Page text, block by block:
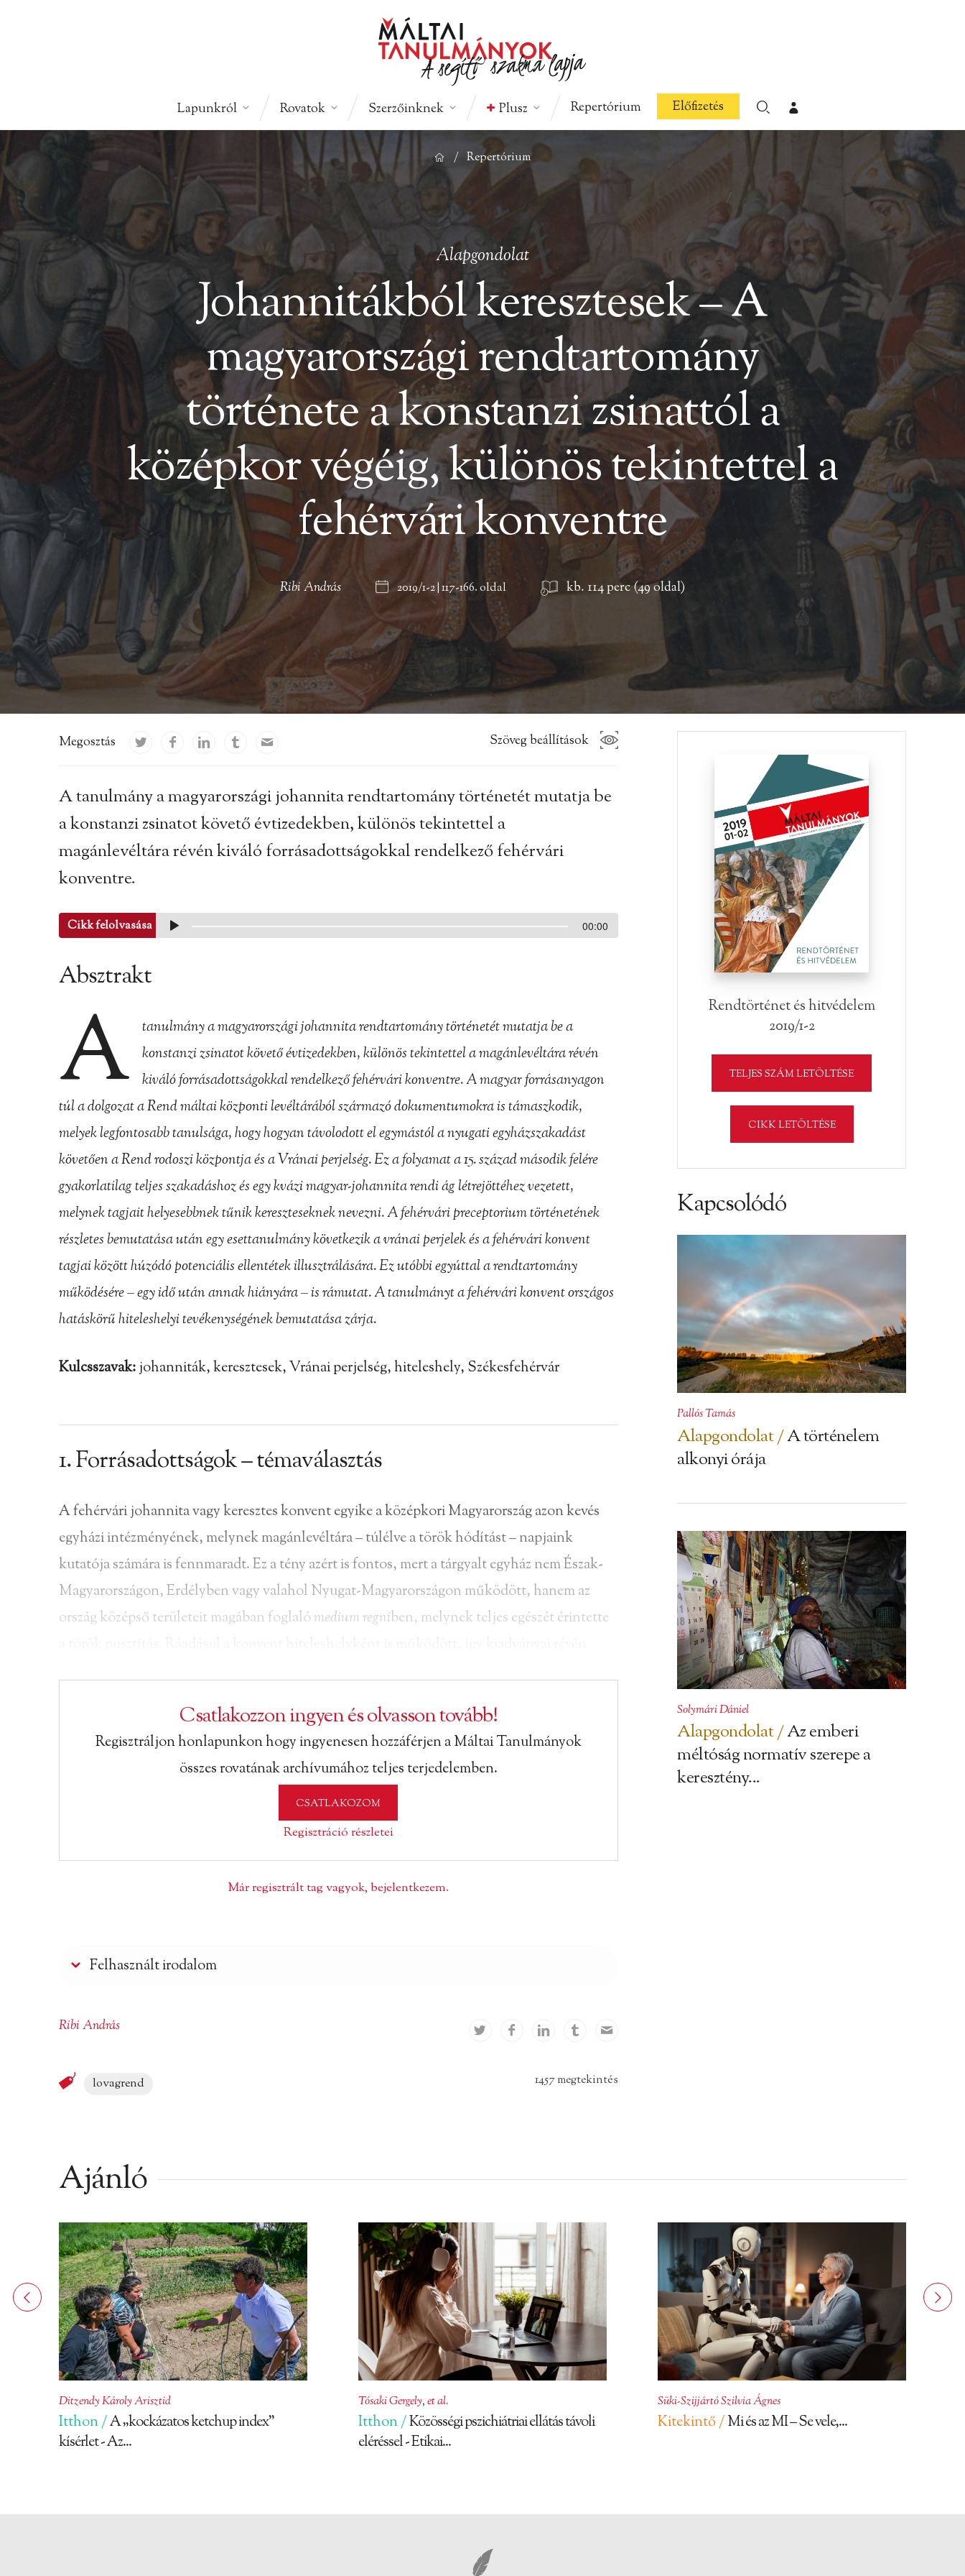
Lapunkról Rovatok Szerzőinknek Plusz Repertórium Előfizetés
András
/ Repertórium
Alapgondolat
Johannitákból keresztesek – A
magyarországi rendtartomány
története a konstanzi zsinattól a
középkor végéig, különös tekintettel a
fehérvári konventre
Ribi András 2019/1-2 | 117-166. oldal kb. 114 perc (49 oldal)
Megosztás Szöveg beállítások
A tanulmány a magyarországi johannita rendtartomány történetét mutatja be
a konstanzi zsinatot követő évtizedekben, különös tekintettel a
magánlevéltára révén kiváló forrásadottságokkal rendelkező fehérvári
konventre.
Cikk felolvasása 00:00
Absztrakt
A
tanulmány a magyarországi johannita rendtartomány történetét mutatja be a
konstanzi zsinatot követő évtizedekben, különös tekintettel a magánlevéltára révén
kiváló forrásadottságokkal rendelkező fehérvári konventre. A magyar forrásanyagon
túl a dolgozat a Rend máltai központi levéltárából származó dokumentumokra is támaszkodik,
melyek legfontosabb tanulsága, hogy hogyan távolodott el egymástól a nyugati egyházszakadást
követően a Rend rodoszi központja és a Vránai perjelség. Ez a folyamat a 15. század második felére
gyakorlatilag teljes szakadáshoz és egy kvázi magyar-johannita rendi ág létrejöttéhez vezetett,
melynek tagjait helyesebbnek tűnik kereszteseknek nevezni. A fehérvári preceptorium történetének
részletes bemutatása után egy esettanulmány következik a vránai perjelek és a fehérvári konvent
tagjai között húzódó potenciális ellentétek illusztrálására. Ez utóbbi egyúttal a rendtartomány
működésére – egy idő után annak hiányára – is rámutat. A tanulmányt a fehérvári konvent országos
hatáskörű hiteleshelyi tevékenységének bemutatása zárja.
Kulcsszavak:johanniták, keresztesek, Vránai perjelség, hiteleshely, Székesfehérvár
1. Forrásadottságok – témaválasztás
A fehérvári johannita vagy keresztes konvent egyike a középkori Magyarország azon kevés
egyházi intézményének, melynek magánlevéltára – túlélve a török hódítást – napjaink
kutatója számára is fennmaradt. Ez a tény azért is fontos, mert a tárgyalt egyház nem Észak-
Magyarországon, Erdélyben vagy valahol Nyugat-Magyarországon működött, hanem az
ország középső területeit magában foglaló medium regniben, melynek teljes egészét érintette
Csatlakozzon ingyen és olvasson tovább!
Regisztráljon honlapunkon hogy ingyenesen hozzáférjen a Máltai Tanulmányok
összes rovatának archívumához teljes terjedelemben.
CSATLAKOZOM
Regisztráció részletei
Már regisztrált tag vagyok, bejelentkezem.
Felhasznált irodalom
Ribi András
lovagrend 1457 megtekintés
Rendtörténet és hitvédelem
2019/1-2
TELJES SZÁM LETÖLTÉSE
CIKK LETÖLTÉSE
Kapcsolódó
Pallós Tamás
Alapgondolat /A történelem
alkonyi órája
Solymári Dániel
Alapgondolat /Az emberi
méltóság normatív szerepe a
keresztény...
Ajánló
Ditzendy Károly Arisztid
Itthon /A „kockázatos ketchup index”
kísérlet - Az...
Tósaki Gergely,et al.
Itthon /Közösségi pszichiátriai ellátás távoli
eléréssel - Etikai...
Süki-Szijjártó Szilvia Ágnes
Kitekintő /Mi és az MI – Se vele,...